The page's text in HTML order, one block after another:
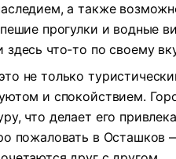
а также
прогулки и водные
что-то по своему
не только
и спокойствием.
что делает его
пожаловать в Осташков